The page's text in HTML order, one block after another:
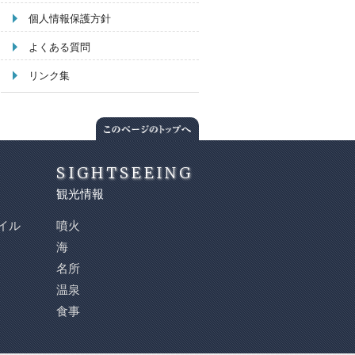
個人情報保護方針
よくある質問
リンク集
ル
SIGHTSEEING
観光情報
噴火
海
名所
温泉
食事